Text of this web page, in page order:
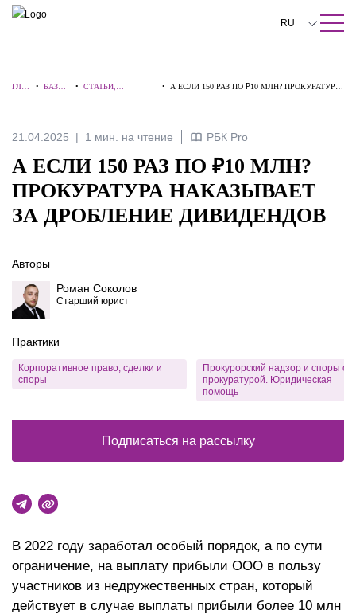
ПОИСК ПО САЙТУ Закрыть
RU
中文
Italiano
Español
ГЛА
• БАЗА
•СТАТЬИ,
•
А ЕСЛИ 150 РАЗ ПО ₽10 МЛН? ПРОКУРАТУРА
21.04.2025 1 мин. на чтение РБК Pro
А ЕСЛИ 150 РАЗ ПО ₽10 МЛН?
ПРОКУРАТУРА НАКАЗЫВАЕТ
ЗА ДРОБЛЕНИЕ ДИВИДЕНДОВ
В 2022 году заработал особый порядок, а по сути
ограничение, на выплату прибыли ООО в пользу
участников из недружественных стран, который
действует в случае выплаты прибыли более 10 млн
Авторы
Роман Соколов
Старший юрист
Практики
Корпоративное право, сделки и
споры
Прокурорский надзор и споры с
прокуратурой. Юридическая
помощь
Подписаться на рассылку